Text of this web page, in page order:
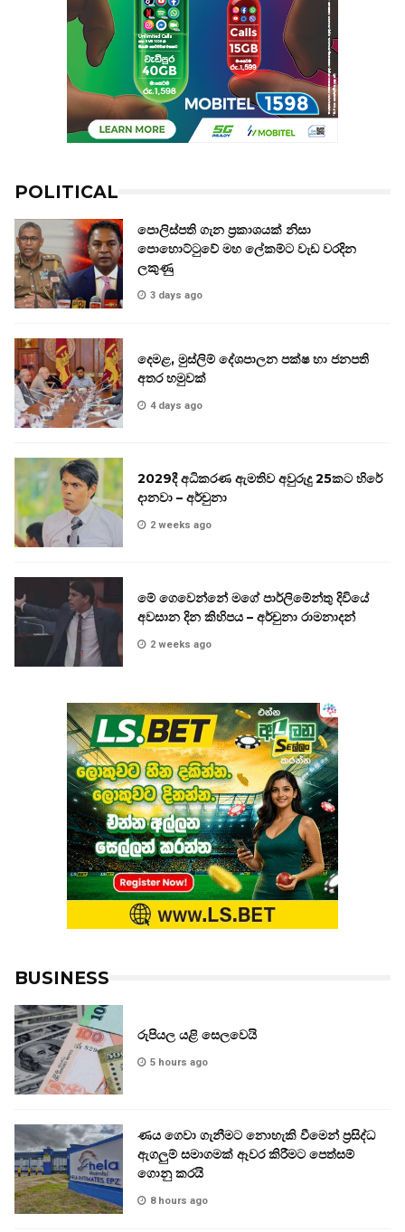
POLITICAL
පොලිස්පති ගැන ප්‍රකාශයක් නිසා
පොහොට්ටුවේ මහ ලේකම්ට වැඩ වරදින
ලකුණු
3 days ago
දෙමළ, මුස්ලිම් දේශපාලන පක්ෂ හා ජනපති
අතර හමුවක්
4 days ago
2029දී අධිකරණ ඇමතිව අවුරුදු 25කට හිරේ
දානවා – අර්චුනා
2 weeks ago
මේ ගෙවෙන්නේ මගේ පාර්ලිමේන්තු දිවියේ
අවසාන දින කිහිපය – අර්චුනා රාමනාදන්
2 weeks ago
BUSINESS
රුපියල යළි සෙලවෙයි
5 hours ago
ණය ගෙවා ගැනීමට නොහැකි වීමෙන් ප්‍රසිද්ධ
ඇගලුම් සමාගමක් ඈවර කිරීමට පෙත්සම්
ගොනු කරයි
8 hours ago